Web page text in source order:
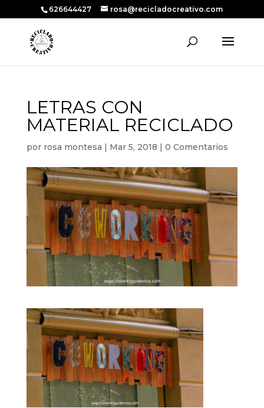
626644427 rosa@recicladocreativo.com
LETRAS CON
MATERIAL RECICLADO
por rosa montesa | Mar 5, 2018 | 0 Comentarios